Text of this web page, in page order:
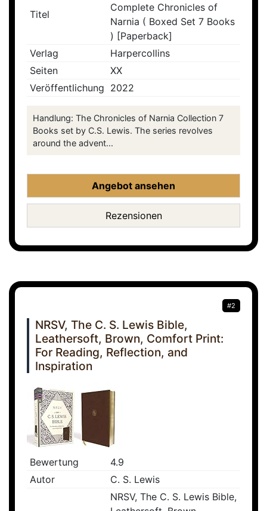
Titel
Complete Chronicles of
Narnia ( Boxed Set 7 Books
) [Paperback]
Verlag
Harpercollins
Seiten
XX
Veröffentlichung 2022
Handlung: The Chronicles of Narnia Collection 7
Books set by C.S. Lewis. The series revolves
around the advent...
Angebot ansehen
Rezensionen
#2
NRSV, The C. S. Lewis Bible,
Leathersoft, Brown, Comfort Print:
For Reading, Reflection, and
Inspiration
Bewertung
4.9
Autor
C. S. Lewis
NRSV, The C. S. Lewis Bible,